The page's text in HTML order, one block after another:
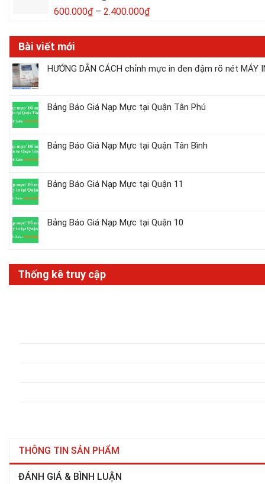
THÔNG TIN SẢN PHẨM
ĐÁNH GIÁ & BÌNH LUẬN
600.000₫ – 2.400.000₫
Bài viết mới
HƯỚNG DẪN CÁCH chỉnh mực in đen đậm rõ nét MÁY
Bảng Báo Giá Nạp Mực tại Quận Tân Phú
Bảng Báo Giá Nạp Mực tại Quận Tân Bình
Bảng Báo Giá Nạp Mực tại Quận 11
Bảng Báo Giá Nạp Mực tại Quận 10
Thống kê truy cập